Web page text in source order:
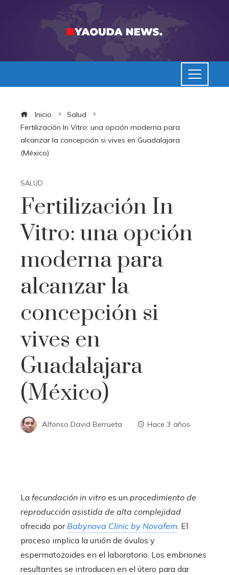
Inicio
Salud
Fertilización In Vitro: una opción moderna para
alcanzar la concepción si vives en Guadalajara
(México)
SALUD
Fertilización In
Vitro: una opción
moderna para
alcanzar la
concepción si
vives en
Guadalajara
(México)
Alfonso David Berrueta Hace 3 años
La fecundación in vitro es un procedimiento de
reproducción asistida de alta complejidad
ofrecido por Babynova Clinic by Novafem . El
proceso implica la unión de óvulos y
espermatozoides en el laboratorio. Los embriones
resultantes se introducen en el útero para dar